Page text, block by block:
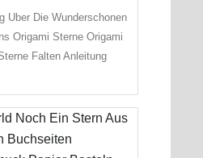
Uber Die Wunderschonen
Origami Sterne Origami
Falten Anleitung